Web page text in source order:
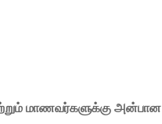
மாணவர்களுக்கு அன்பான